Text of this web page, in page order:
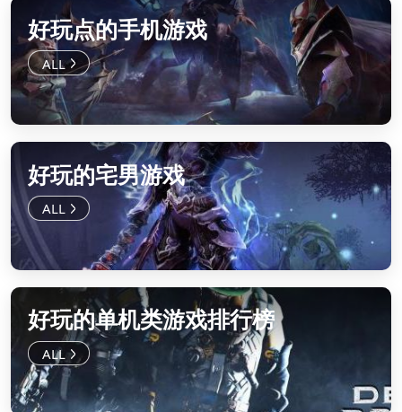
好玩点的手机游戏
好玩的宅男游戏
好玩的单机类游戏排行榜